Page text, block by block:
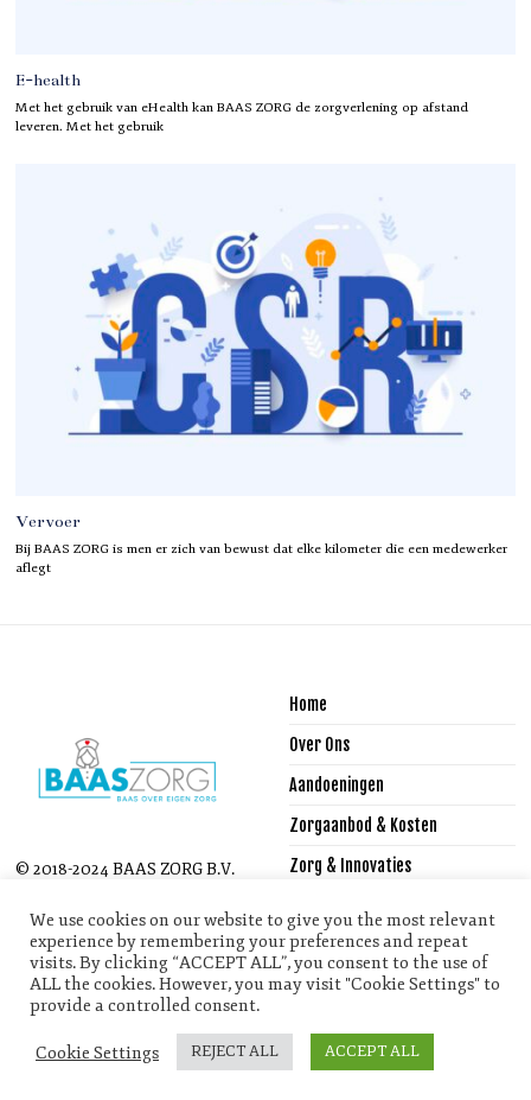
E-health
Met het gebruik van eHealth kan BAAS ZORG de zorgverlening op afstand
leveren. Met het gebruik
Vervoer
Bij BAAS ZORG is men er zich van bewust dat elke kilometer die een medewerker
aflegt
© 2018-2024 BAAS ZORG B.V.
Home
Over Ons
Aandoeningen
Zorgaanbod & Kosten
Zorg & Innovaties
Vacactures
Stageplaatsen
We use cookies on our website to give you the most relevant
experience by remembering your preferences and repeat
visits. By clicking “ACCEPT ALL”, you consent to the use of
ALL the cookies. However, you may visit "Cookie Settings" to
provide a controlled consent.
Cookie Settings REJECT ALL ACCEPT ALL